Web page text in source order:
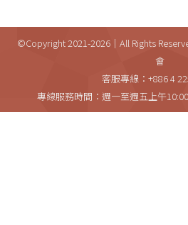
©Copyright 2021-2026｜All Rights
會
客服專線：+886 4
專線服務時間：週一至週五上午